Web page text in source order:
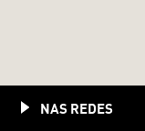
NAS REDES